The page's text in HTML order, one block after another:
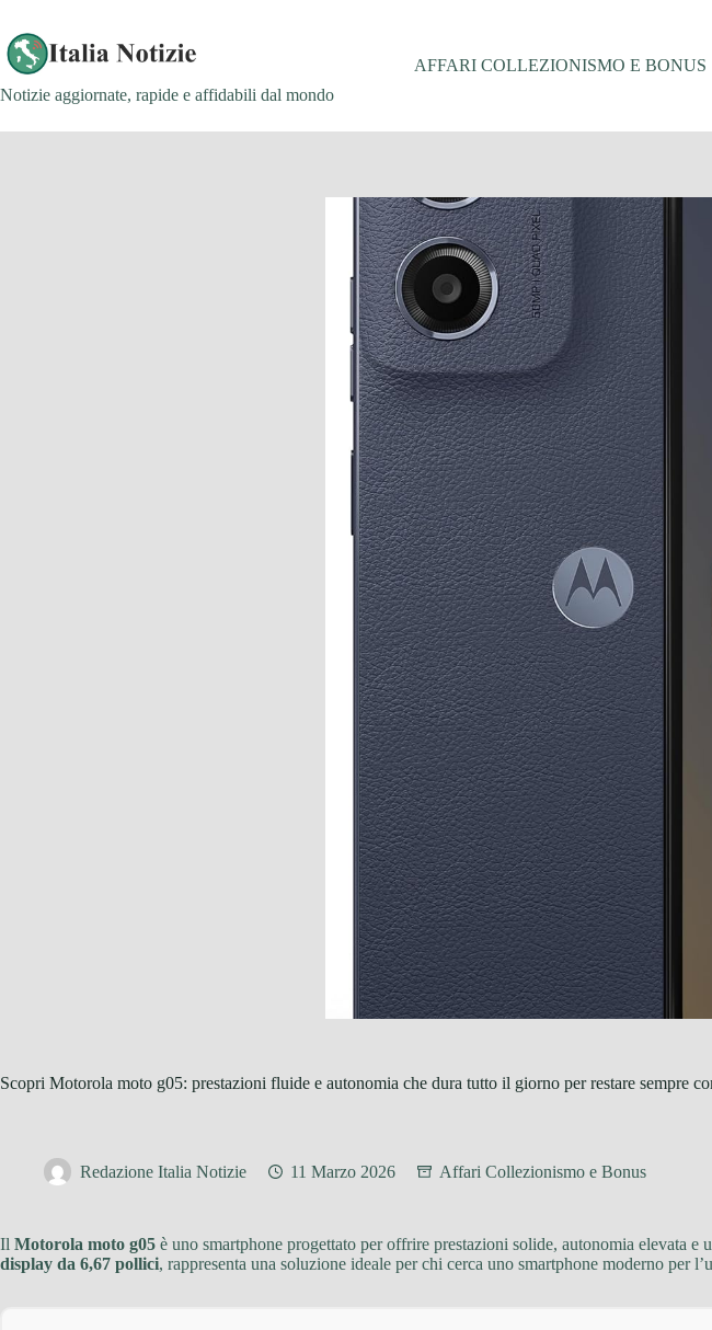
contenuto
Notizie aggiornate, rapide e affidabili dal mondo
AFFARI COLLEZIONISMO E BONUS
Scopri Motorola moto g05: prestazioni fluide e autonomia che dura tutto il giorno per restare sempre
Redazione Italia Notizie 11 Marzo 2026 Affari Collezionismo e Bonus
Il Motorola moto g05 è uno smartphone progettato per offrire prestazioni solide, autonomia elevata e
display da 6,67 pollici, rappresenta una soluzione ideale per chi cerca uno smartphone moderno per